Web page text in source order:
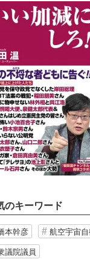
のキーワード
本幹彦 航空宇宙
議院議員